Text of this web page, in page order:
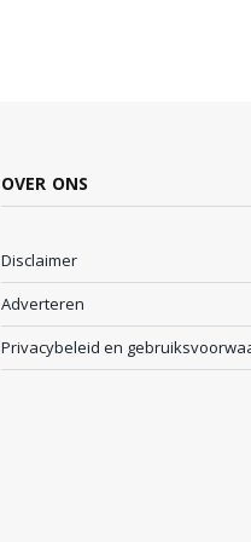
OVER ONS
Disclaimer
Adverteren
Privacybeleid en